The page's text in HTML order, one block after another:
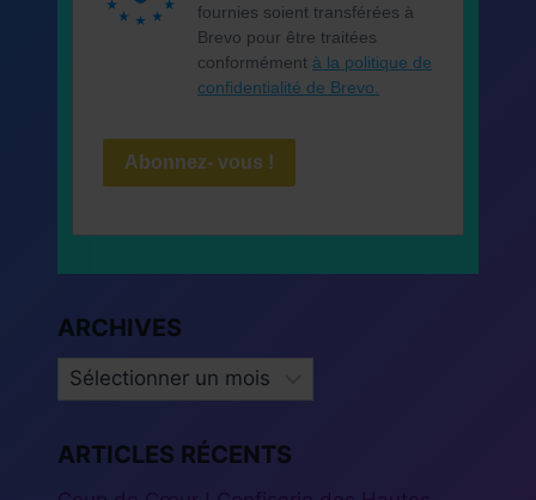
fournies soient transférées à
Brevo pour être traitées
conformément à la politique de
confidentialité de Brevo.
Abonnez- vous !
ARCHIVES
ARCHIVES
ARTICLES RÉCENTS